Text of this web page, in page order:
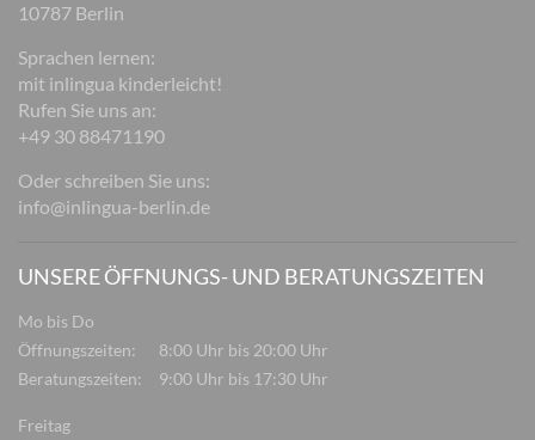
10787 Berlin
Sprachen lernen:
mit inlingua kinderleicht!
Rufen Sie uns an:
+49 30 88471190
Oder schreiben Sie uns:
info@inlingua-berlin.de
UNSERE ÖFFNUNGS- UND BERATUNGSZEITEN
Mo bis Do
Öffnungszeiten:
8:00 Uhr bis 20:00 Uhr
Beratungszeiten:
9:00 Uhr bis 17:30 Uhr
Freitag